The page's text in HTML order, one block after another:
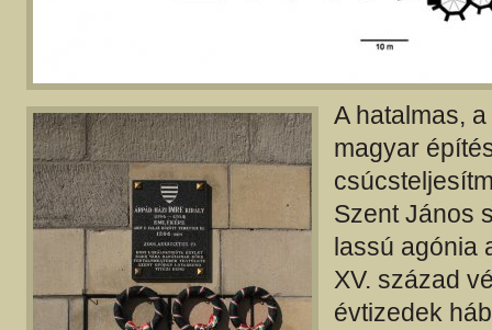
A hatalmas,
magyar
Szent János
lassú agónia
XV. század
évtizedek